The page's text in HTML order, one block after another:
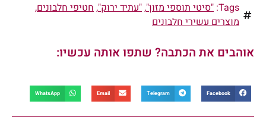
Tags: "סיטי תוספי מזון","עתיד ירוק",חטיפי חלבונים,
מוצרים עשירי חלבונים
אוהבים את הכתבה? שתפו אותה עכשיו:
Facebook
Telegram
Email
WhatsApp